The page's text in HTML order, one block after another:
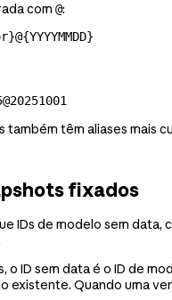
com @:
também têm aliases mais
fixados
IDs de modelo sem data,
ID sem data é o ID de
existente. Quando uma